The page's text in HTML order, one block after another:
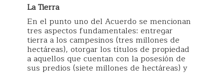
La Tierra
En el punto uno del Acuerdo se mencionan
tres aspectos fundamentales: entregar
tierra a los campesinos (tres millones de
hectáreas), otorgar los títulos de propiedad
a aquellos que cuentan con la posesión de
sus predios (siete millones de hectáreas) y